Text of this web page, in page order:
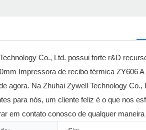
Co., Ltd. possui forte r&D
Impressora de recibo térmica ZY606
agora. Na Zhuhai Zywell Technology
para nós, um cliente feliz é o que nos
em contato conosco de qualquer